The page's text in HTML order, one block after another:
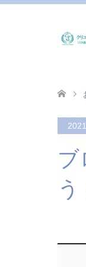
ブ
う